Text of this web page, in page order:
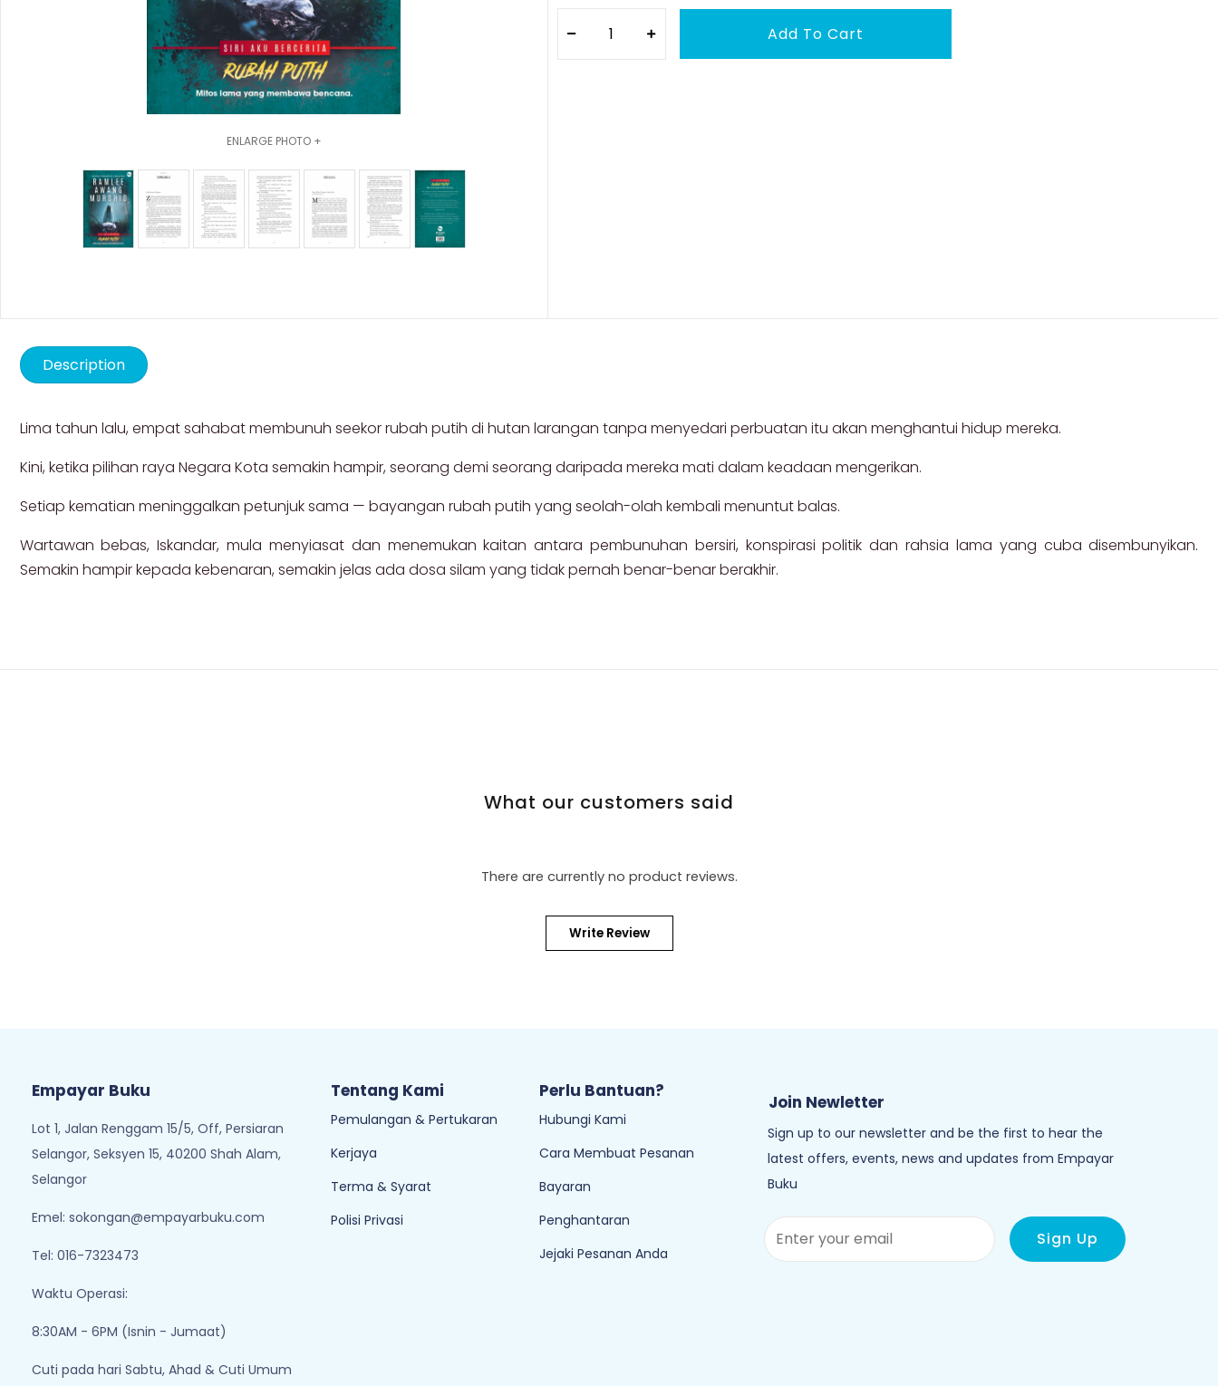
ENLARGE PHOTO +
Description
Lima tahun lalu, empat sahabat membunuh seekor rubah putih di hutan larangan tanpa menyedari perbuatan itu akan menghantui hidup mereka.
Kini, ketika pilihan raya Negara Kota semakin hampir, seorang demi seorang daripada mereka mati dalam keadaan mengerikan.
Setiap kematian meninggalkan petunjuk sama — bayangan rubah putih yang seolah-olah kembali menuntut balas.
Wartawan bebas, Iskandar, mula menyiasat dan menemukan kaitan antara pembunuhan bersiri, konspirasi politik dan rahsia lama yang cuba disembunyikan.
Semakin hampir kepada kebenaran, semakin jelas ada dosa silam yang tidak pernah benar-benar berakhir.
What our customers said
There are currently no product reviews.
Write Review
Empayar Buku
Lot 1, Jalan Renggam 15/5, Off, Persiaran
Selangor, Seksyen 15, 40200 Shah Alam,
Selangor
Emel: sokongan@empayarbuku.com
Tel: 016-7323473
Waktu Operasi:
8:30AM - 6PM (Isnin - Jumaat)
Cuti pada hari Sabtu, Ahad & Cuti Umum
Tentang Kami
Pemulangan & Pertukaran
Kerjaya
Terma & Syarat
Polisi Privasi
Perlu Bantuan?
Hubungi Kami
Cara Membuat Pesanan
Bayaran
Penghantaran
Jejaki Pesanan Anda
Join Newletter
Sign up to our newsletter and be the first to hear the
latest offers, events, news and updates from Empayar
Buku